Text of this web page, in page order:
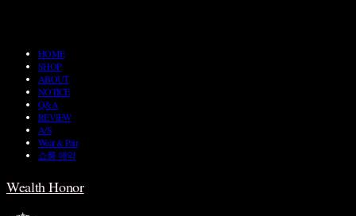
HOME
SHOP
ABOUT
NOTICE
Q&A
REVIEW
A/S
Wear & Pair
쇼룸 예약
Wealth Honor